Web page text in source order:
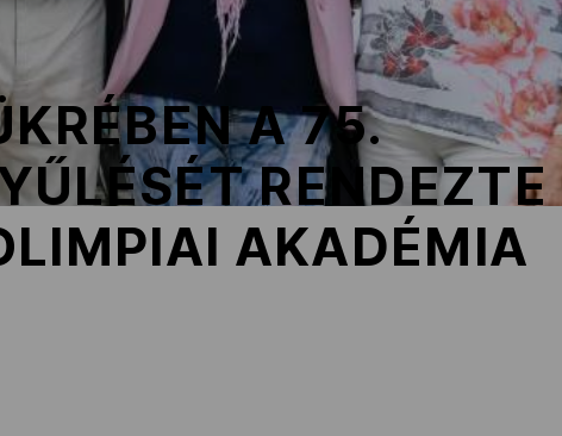
A 75.
RENDEZTE
AKADÉMIA